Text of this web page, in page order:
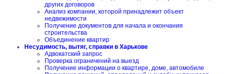
других договоров
Анализ компании, которой принадлежит объект
недвижимости
Получение документов для начала и окончания
строительства
Объединение квартир
Несудимость, вытяг, справки в Харькове
Адвокатский запрос
Проверка ограничений на выезд
Получение информации о квартире, доме, автомобиле